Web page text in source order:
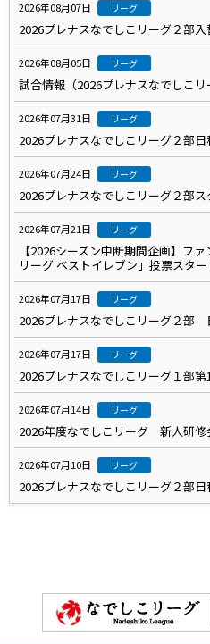
2026年08月07日 リーグ
2026プレナスなでしこリーグ２部
2026年08月05日 リーグ
試合情報（2026プレナスなでしこリ
2026年07月31日 リーグ
2026プレナスなでしこリーグ２部
2026年07月24日 リーグ
2026プレナスなでしこリーグ２部
2026年07月21日 リーグ
【2026シーズン中断期間企画】フ
リーグ ベストイレブン」投票スター
2026年07月17日 リーグ
2026プレナスなでしこリーグ２部
2026年07月17日 リーグ
2026プレナスなでしこリーグ１部
2026年07月14日 リーグ
2026年度なでしこリーグ 新人研修
2026年07月10日 リーグ
2026プレナスなでしこリーグ２部